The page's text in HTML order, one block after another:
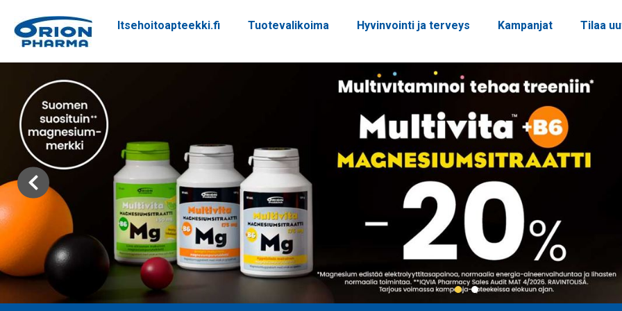
Siirry sisältöön
Itsehoitoapteekki.fi Tuotevalikoima Hyvinvointi ja terveys Kampanjat Tilaa